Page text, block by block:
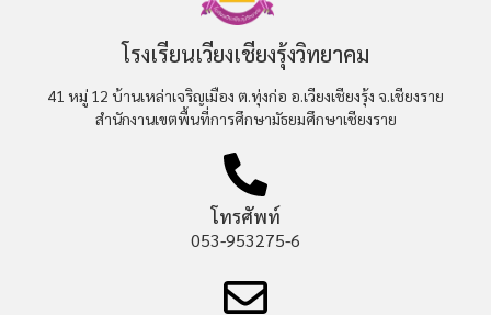
โรงเรียนเวียงเชียงรุ้งวิทยาคม
41 หมู่ 12 บ้านเหล่าเจริญเมือง ต.ทุ่งก่อ อ.เวียงเชียงรุ้ง จ.เชียงราย
สำนักงานเขตพื้นที่การศึกษามัธยมศึกษาเชียงราย
โทรศัพท์
053-953275-6